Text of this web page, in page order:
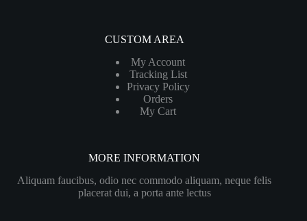
CUSTOM AREA
My Account
Tracking List
Privacy Policy
Orders
My Cart
MORE INFORMATION
Aliquam faucibus, odio nec commodo aliquam, neque felis
placerat dui, a porta ante lectus